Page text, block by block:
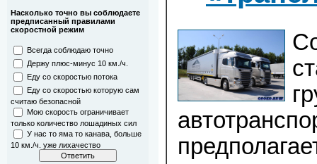
Насколько точно вы соблюдаете
предписанный правилами
скоростной режим
Всегда соблюдаю точно
Держу плюс-минус 10 км./ч.
Еду со скоростью потока
Еду со скоростью которую сам
считаю безопасной
Мою скорость ограничивает
только количество лошадиных сил
У нас то яма то канава, больше
10 км./ч. уже лихачество